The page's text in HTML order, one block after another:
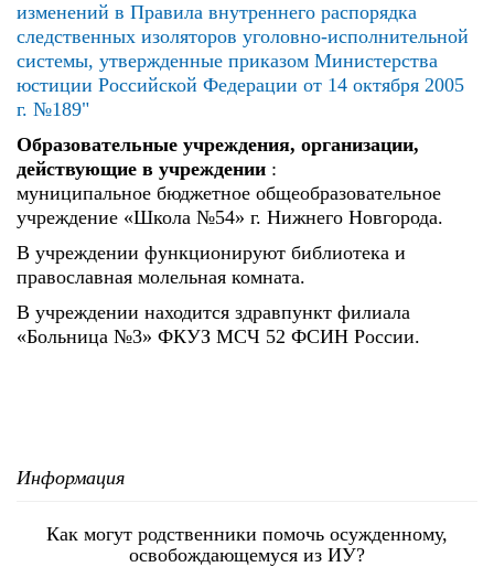
изменений в Правила внутреннего распорядка
следственных изоляторов уголовно-исполнительной
системы, утвержденные приказом Министерства
юстиции Российской Федерации от 14 октября 2005
г. №189"
Образовательные учреждения, организации,
действующие в учреждении :
муниципальное бюджетное общеобразовательное
учреждение «Школа №54» г. Нижнего Новгорода.
В учреждении функционируют библиотека и
православная молельная комната.
В учреждении находится здравпункт филиала
«Больница №3» ФКУЗ МСЧ 52 ФСИН России.
Информация
Как могут родственники помочь осужденному,
освобождающемуся из ИУ?